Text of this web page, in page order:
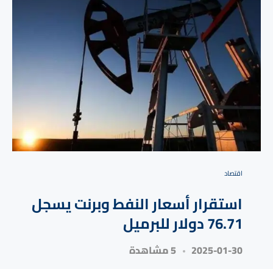
⁠اقتصاد
استقرار أسعار النفط وبرنت يسجل
76.71 دولار للبرميل
2025-01-30 5 مشاهدة